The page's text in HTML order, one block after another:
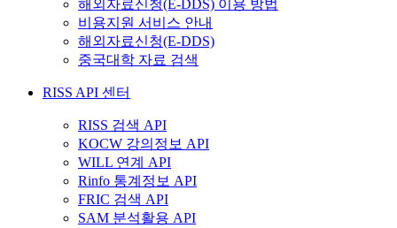
해외자료신청(E-DDS) 이용 방법
비용지원 서비스 안내
해외자료신청(E-DDS)
중국대학 자료 검색
RISS API 센터
RISS 검색 API
KOCW 강의정보 API
WILL 연계 API
Rinfo 통계정보 API
FRIC 검색 API
SAM 분석활용 API